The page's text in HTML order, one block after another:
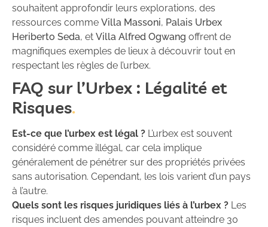
souhaitent approfondir leurs explorations, des
ressources comme Villa Massoni, Palais Urbex
Heriberto Seda, et Villa Alfred Ogwang offrent de
magnifiques exemples de lieux à découvrir tout en
respectant les règles de l’urbex.
FAQ sur l’Urbex : Légalité et
Risques
Est-ce que l’urbex est légal ? L’urbex est souvent
considéré comme illégal, car cela implique
généralement de pénétrer sur des propriétés privées
sans autorisation. Cependant, les lois varient d’un pays
à l’autre.
Quels sont les risques juridiques liés à l’urbex ? Les
risques incluent des amendes pouvant atteindre 30